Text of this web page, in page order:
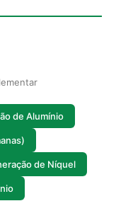
de Alumínio
de Níquel